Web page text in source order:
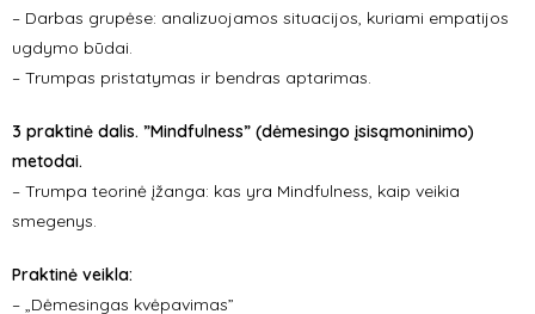
– Darbas grupėse: analizuojamos situacijos, kuriami empatijos
ugdymo būdai.
– Trumpas pristatymas ir bendras aptarimas.
3 praktinė dalis. ”Mindfulness” (dėmesingo įsisąmoninimo)
metodai.
– Trumpa teorinė įžanga: kas yra Mindfulness, kaip veikia
smegenys.
Praktinė veikla:
– „Dėmesingas kvėpavimas”